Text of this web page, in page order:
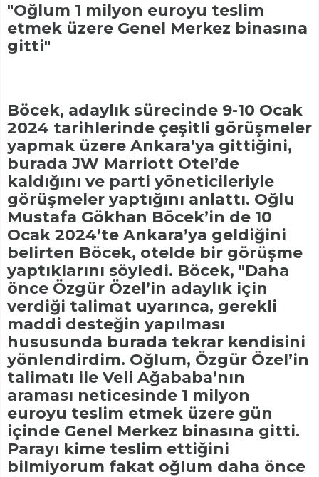
"Oğlum 1 milyon euroyu teslim
etmek üzere Genel Merkez binasına
gitti"
Böcek, adaylık sürecinde 9-10 Ocak
2024 tarihlerinde çeşitli görüşmeler
yapmak üzere Ankara’ya gittiğini,
burada JW Marriott Otel’de
kaldığını ve parti yöneticileriyle
görüşmeler yaptığını anlattı. Oğlu
Mustafa Gökhan Böcek’in de 10
Ocak 2024’te Ankara’ya geldiğini
belirten Böcek, otelde bir görüşme
yaptıklarını söyledi. Böcek, "Daha
önce Özgür Özel’in adaylık için
verdiği talimat uyarınca, gerekli
maddi desteğin yapılması
hususunda burada tekrar kendisini
yönlendirdim. Oğlum, Özgür Özel’in
talimatı ile Veli Ağababa’nın
araması neticesinde 1 milyon
euroyu teslim etmek üzere gün
içinde Genel Merkez binasına gitti.
Parayı kime teslim ettiğini
bilmiyorum fakat oğlum daha önce